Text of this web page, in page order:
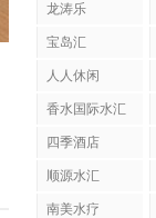
龙涛乐
宝岛汇
人人休闲
香水国际水汇
四季酒店
顺源水汇
南美水疗